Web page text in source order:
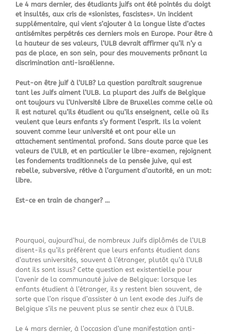
Le 4 mars dernier, des étudiants juifs ont été pointés du doigt
et insultés, aux cris de «sionistes, fascistes». Un incident
supplémentaire, qui vient s’ajouter à la longue liste d’actes
antisémites perpétrés ces derniers mois en Europe. Pour être à
la hauteur de ses valeurs, l’ULB devrait affirmer qu’il n’y a
pas de place, en son sein, pour des mouvements prônant la
discrimination anti-israélienne.
Peut-on être juif à l’ULB? La question paraîtrait saugrenue
tant les Juifs aiment l’ULB. La plupart des Juifs de Belgique
ont toujours vu l’Université Libre de Bruxelles comme celle où
il est naturel qu’ils étudient ou qu’ils enseignent, celle où ils
veulent que leurs enfants s’y forment l’esprit. Ils la voient
souvent comme leur université et ont pour elle un
attachement sentimental profond. Sans doute parce que les
valeurs de l’ULB, et en particulier le libre-examen, rejoignent
les fondements traditionnels de la pensée juive, qui est
rebelle, subversive, rétive à l’argument d’autorité, en un mot:
libre.
Est-ce en train de changer? …
Pourquoi, aujourd’hui, de nombreux Juifs diplômés de l’ULB
disent-ils qu’ils préfèrent que leurs enfants étudient dans
d’autres universités, souvent à l’étranger, plutôt qu’à l’ULB
dont ils sont issus? Cette question est existentielle pour
l’avenir de la communauté juive de Belgique: lorsque les
enfants étudient à l’étranger, ils y restent bien souvent, de
sorte que l’on risque d’assister à un lent exode des Juifs de
Belgique s’ils ne peuvent plus se sentir chez eux à l’ULB.
Le 4 mars dernier, à l’occasion d’une manifestation anti-